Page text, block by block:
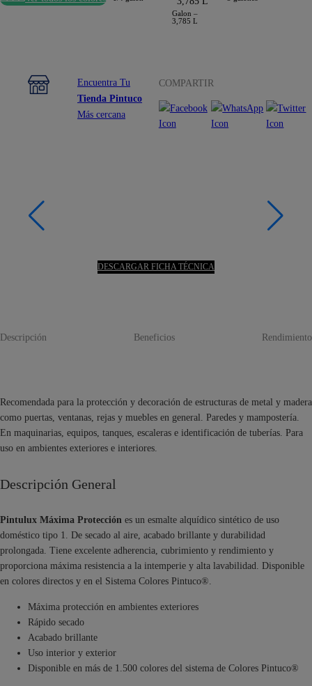
Galon –
3,785 L
Encuentra Tu
Tienda Pintuco
Más cercana
COMPARTIR
DESCARGAR FICHA TÉCNICA
Descripción Beneficios Rendimiento
Recomendada para la protección y decoración de estructuras de metal y madera
como puertas, ventanas, rejas y muebles en general. Paredes y mampostería.
En maquinarias, equipos, tanques, escaleras e identificación de tuberías. Para
uso en ambientes exteriores e interiores.
Descripción General
Pintulux Máxima Protección es un esmalte alquídico sintético de uso
doméstico tipo 1. De secado al aire, acabado brillante y durabilidad
prolongada. Tiene excelente adherencia, cubrimiento y rendimiento y
proporciona máxima resistencia a la intemperie y alta lavabilidad. Disponible
en colores directos y en el Sistema Colores Pintuco®.
Máxima protección en ambientes exteriores
Rápido secado
Acabado brillante
Uso interior y exterior
Disponible en más de 1.500 colores del sistema de Colores Pintuco®